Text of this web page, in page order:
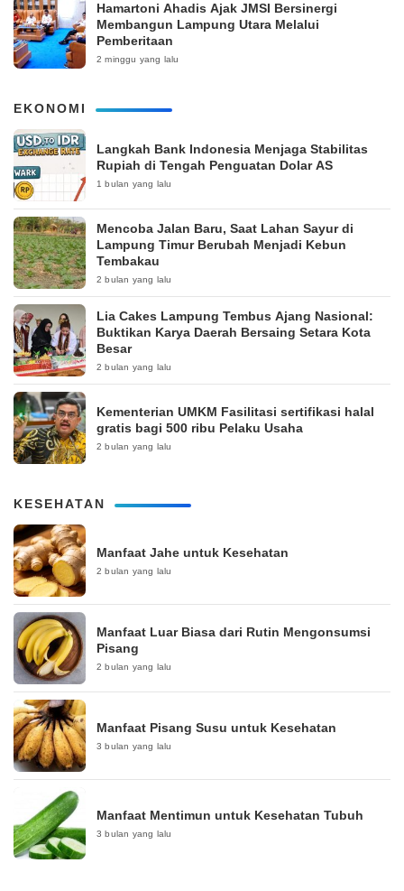
Hamartoni Ahadis Ajak JMSI Bersinergi
Membangun Lampung Utara Melalui
Pemberitaan
2 minggu yang lalu
EKONOMI
Langkah Bank Indonesia Menjaga Stabilitas
Rupiah di Tengah Penguatan Dolar AS
1 bulan yang lalu
Mencoba Jalan Baru, Saat Lahan Sayur di
Lampung Timur Berubah Menjadi Kebun
Tembakau
2 bulan yang lalu
Lia Cakes Lampung Tembus Ajang Nasional:
Buktikan Karya Daerah Bersaing Setara Kota
Besar
2 bulan yang lalu
Kementerian UMKM Fasilitasi sertifikasi halal
gratis bagi 500 ribu Pelaku Usaha
2 bulan yang lalu
KESEHATAN
Manfaat Jahe untuk Kesehatan
2 bulan yang lalu
Manfaat Luar Biasa dari Rutin Mengonsumsi
Pisang
2 bulan yang lalu
Manfaat Pisang Susu untuk Kesehatan
3 bulan yang lalu
Manfaat Mentimun untuk Kesehatan Tubuh
3 bulan yang lalu